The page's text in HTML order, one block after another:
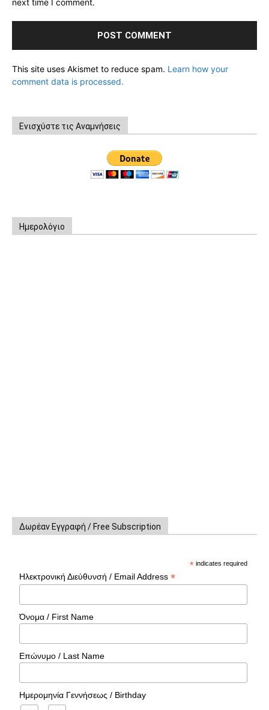
next time I comment.
This site uses Akismet to reduce spam. Learn how your
comment data is processed.
Ενισχύστε τις Αναμνήσεις
Ημερολόγιο
Δωρέαν Εγγραφή / Free Subscription
* indicates required
Ηλεκτρονική Διεύθυνσή / Email Address*
Όνομα / First Name
Επώνυμο / Last Name
Ημερομηνία Γεννήσεως / Birthday